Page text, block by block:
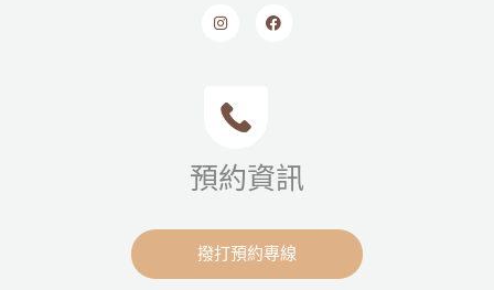
預約資訊
撥打預約專線